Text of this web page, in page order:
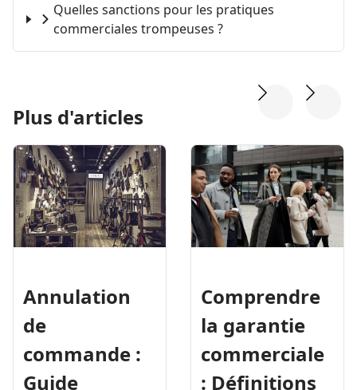
Quelles sanctions pour les pratiques
commerciales trompeuses ?
Plus d'articles
Annulation
de
commande :
Guide
Comprendre
la garantie
commerciale
: Définitions